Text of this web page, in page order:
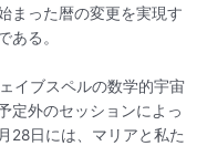
まった暦の変更を実現す
ある。
イブスペルの数学的宇宙
定外のセッションによっ
28日には、マリアと私た